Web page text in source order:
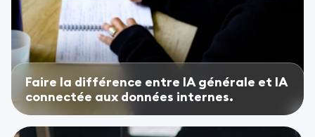
Faire la différence entre IA générale et IA
connectée aux données internes.